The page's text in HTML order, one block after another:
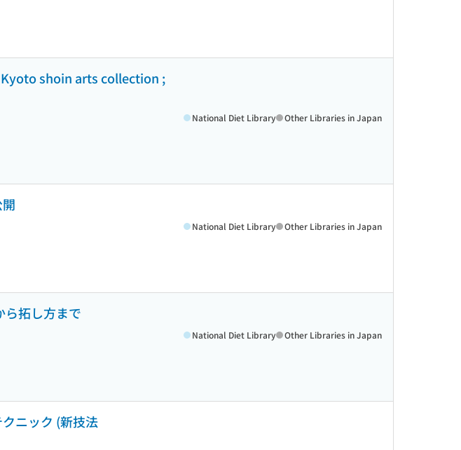
Kyoto shoin arts collection ;
National Diet Library Other Libraries in Japan
National Diet Library Other Libraries in Japan
ら拓し方まで
National Diet Library Other Libraries in Japan
ニック (新技法